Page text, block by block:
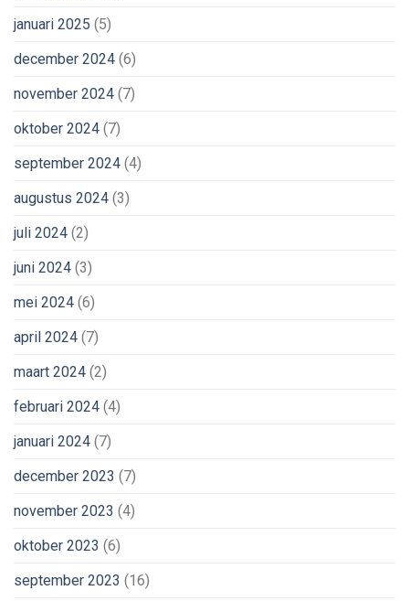
januari 2025 (5)
december 2024 (6)
november 2024 (7)
oktober 2024 (7)
september 2024 (4)
augustus 2024 (3)
juli 2024 (2)
juni 2024 (3)
mei 2024 (6)
april 2024 (7)
maart 2024 (2)
februari 2024 (4)
januari 2024 (7)
december 2023 (7)
november 2023 (4)
oktober 2023 (6)
september 2023 (16)